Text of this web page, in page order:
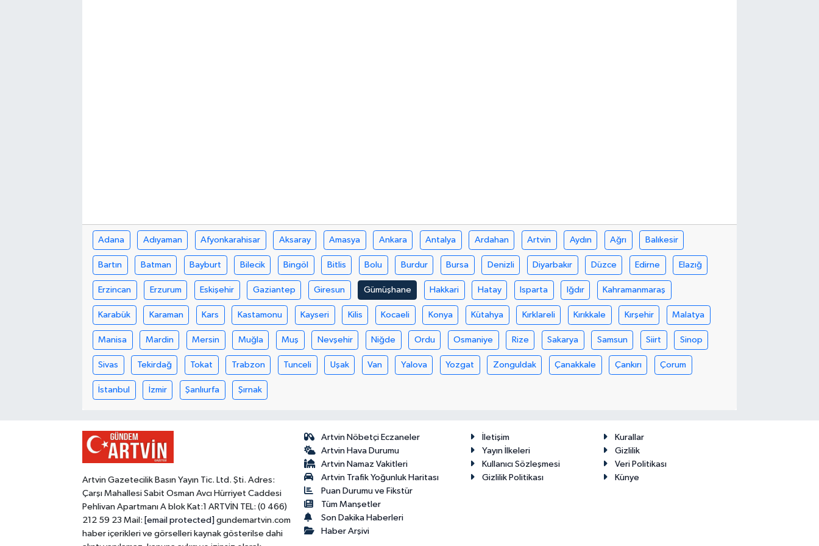
Adana Adıyaman Afyonkarahisar Aksaray Amasya Ankara Antalya Ardahan Artvin Aydın Ağrı Balıkesir
Bartın Batman Bayburt Bilecik Bingöl Bitlis Bolu Burdur Bursa Denizli Diyarbakır Düzce Edirne Elazığ
Erzincan Erzurum Eskişehir Gaziantep Giresun Gümüşhane Hakkari Hatay Isparta Iğdır Kahramanmaraş
Karabük Karaman Kars Kastamonu Kayseri Kilis Kocaeli Konya Kütahya Kırklareli Kırıkkale Kırşehir Malatya
Manisa Mardin Mersin Muğla Muş Nevşehir Niğde Ordu Osmaniye Rize Sakarya Samsun Siirt Sinop
Sivas Tekirdağ Tokat Trabzon Tunceli Uşak Van Yalova Yozgat Zonguldak Çanakkale Çankırı Çorum
İstanbul İzmir Şanlıurfa Şırnak
Artvin Gazetecilik Basın Yayın Tic. Ltd. Şti. Adres:
Çarşı Mahallesi Sabit Osman Avcı Hürriyet Caddesi
Pehlivan Apartmanı A blok Kat:1 ARTVİN TEL: (0 466)
212 59 23 Mail: [email protected] gundemartvin.com
haber içerikleri ve görselleri kaynak gösterilse dahi
Artvin Nöbetçi Eczaneler
Artvin Hava Durumu
Artvin Namaz Vakitleri
Artvin Trafik Yoğunluk Haritası
Puan Durumu ve Fikstür
Tüm Manşetler
Son Dakika Haberleri
Haber Arşivi
İletişim
Kurallar
Yayın İlkeleri
Gizlilik
Kullanıcı Sözleşmesi
Veri Politikası
Gizlilik Politikası
Künye